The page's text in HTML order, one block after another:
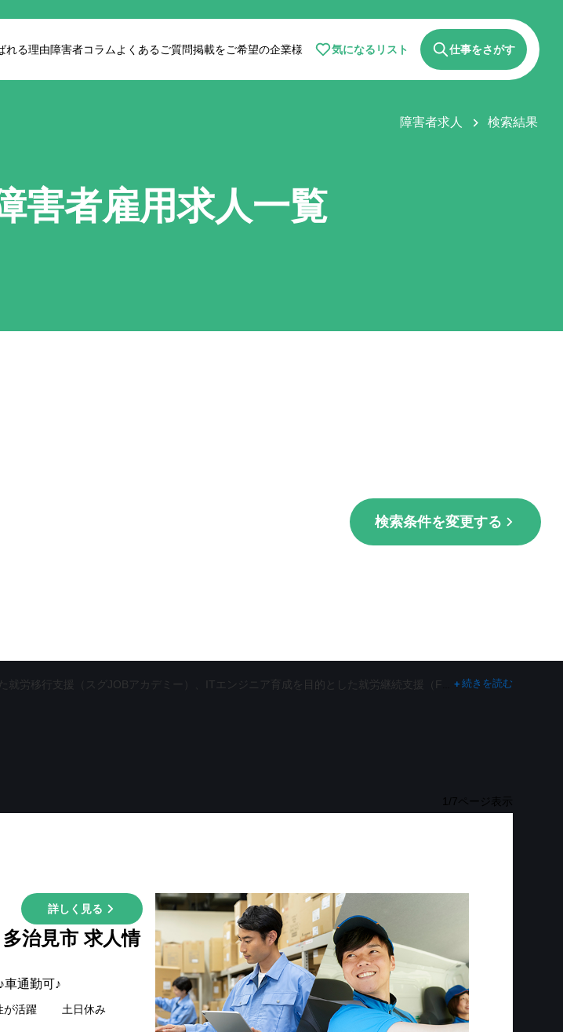
れる理由障害者コラムよくあるご質問掲載をご希望の企業様 気になるリスト 仕事をさがす
障害者求人 検索結果
害者雇用求人一覧
検索条件を変更する
アカデミー）、ITエンジニア育成を目的とした就労継続支援（Formosa）など、グループ全体で障害者の活躍の場を創出する活動に取り組んでいます。 + 続きを読む
/7ページ表示
詳しく見る
治見市 求人情
車通勤可♪
が活躍 土日休み